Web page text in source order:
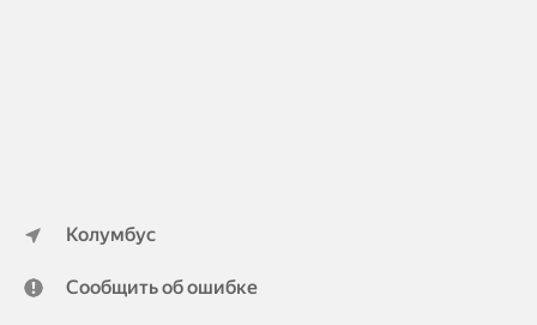
Колумбус
Сообщить об ошибке